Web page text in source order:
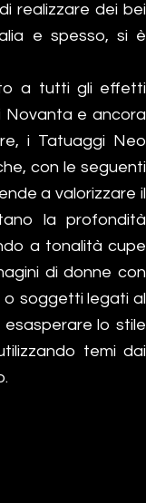
realizzare dei bei
e spesso, si è
a tutti gli effetti
Novanta e ancora
i Tatuaggi Neo
con le seguenti
a valorizzare il
la profondità
a tonalità cupe
di donne con
o soggetti legati al
esasperare lo stile
temi dai